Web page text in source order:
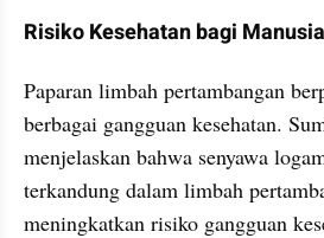
Risiko Kesehatan bagi Manusia
Paparan limbah pertambangan
berbagai gangguan kesehatan.
menjelaskan bahwa senyawa
terkandung dalam limbah
meningkatkan risiko gangguan